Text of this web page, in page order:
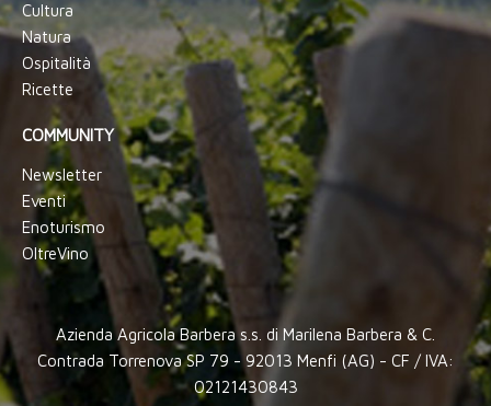
Cultura
Natura
Ospitalità
Ricette
COMMUNITY
Newsletter
Eventi
Enoturismo
OltreVino
Azienda Agricola Barbera s.s. di Marilena Barbera & C.
Contrada Torrenova SP 79 - 92013 Menfi (AG) - CF / IVA:
02121430843